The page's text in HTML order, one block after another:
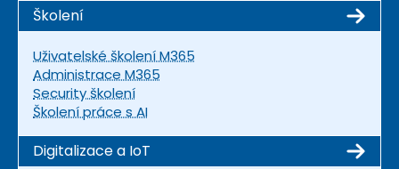
Školení
Uživatelské školení M365
Administrace M365
Security školení
Školení práce s AI
Digitalizace a IoT